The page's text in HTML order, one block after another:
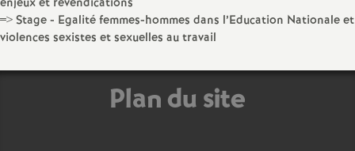
d
e
=> Stage - Egalité femmes-hommes dans l’Education Nationale et
violences sexistes et sexuelles au travail
Plan du site